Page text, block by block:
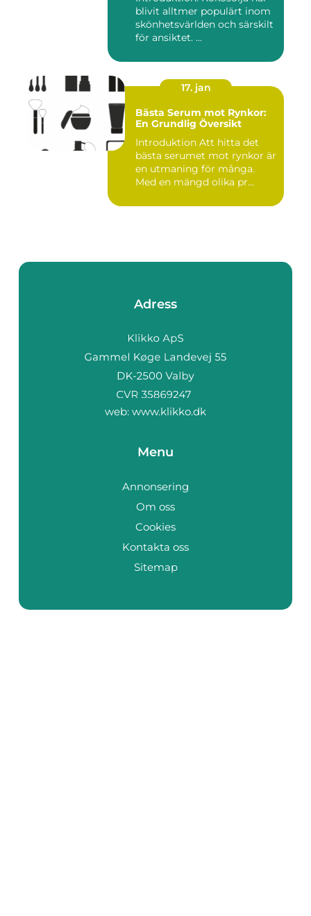
blivit alltmer populärt inom
skönhetsvärlden och särskilt
för ansiktet. ...
17. jan
Bästa Serum mot Rynkor:
En Grundlig Översikt
Introduktion Att hitta det
bästa serumet mot rynkor är
en utmaning för många.
Med en mängd olika pr...
Adress
web: www.klikko.dk
Menu
Annonsering
Om oss
Cookies
Kontakta oss
Sitemap